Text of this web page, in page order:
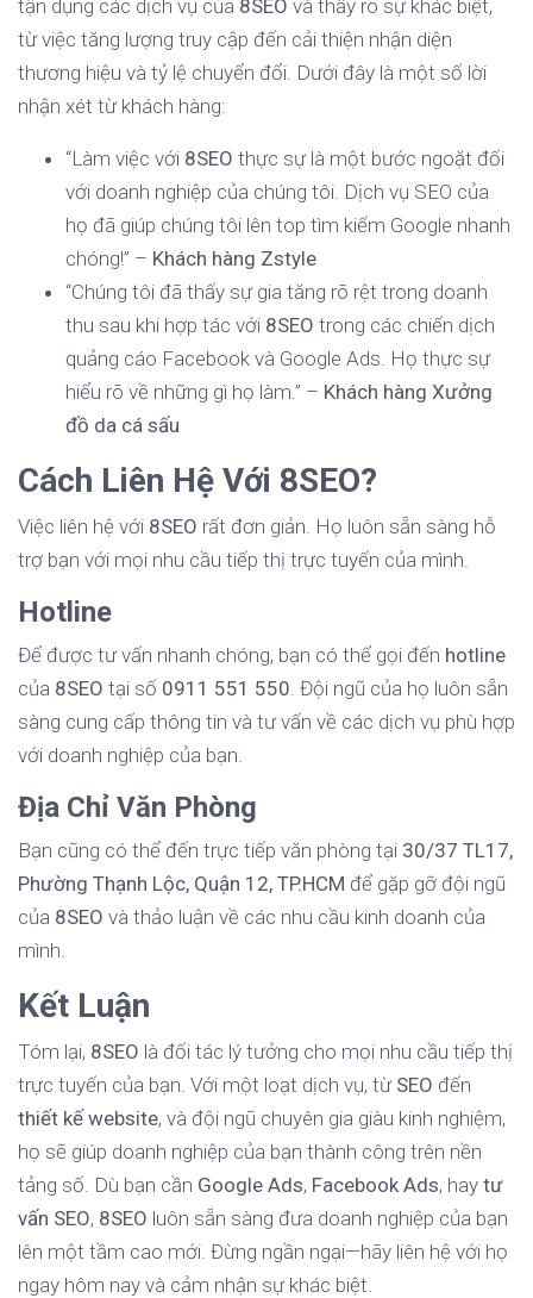
tận dụng các dịch vụ của 8SEO và thấy rõ sự khác biệt,
từ việc tăng lượng truy cập đến cải thiện nhận diện
thương hiệu và tỷ lệ chuyển đổi. Dưới đây là một số lời
nhận xét từ khách hàng:
“Làm việc với 8SEO thực sự là một bước ngoặt đối
với doanh nghiệp của chúng tôi. Dịch vụ SEO của
họ đã giúp chúng tôi lên top tìm kiếm Google nhanh
chóng!” – Khách hàng Zstyle
“Chúng tôi đã thấy sự gia tăng rõ rệt trong doanh
thu sau khi hợp tác với 8SEO trong các chiến dịch
quảng cáo Facebook và Google Ads. Họ thực sự
hiểu rõ về những gì họ làm.” – Khách hàng Xưởng
đồ da cá sấu
Cách Liên Hệ Với 8SEO?
Việc liên hệ với 8SEO rất đơn giản. Họ luôn sẵn sàng hỗ
trợ bạn với mọi nhu cầu tiếp thị trực tuyến của mình.
Hotline
Để được tư vấn nhanh chóng, bạn có thể gọi đến hotline
của 8SEO tại số 0911 551 550. Đội ngũ của họ luôn sẵn
sàng cung cấp thông tin và tư vấn về các dịch vụ phù hợp
với doanh nghiệp của bạn.
Địa Chỉ Văn Phòng
Bạn cũng có thể đến trực tiếp văn phòng tại 30/37 TL17,
Phường Thạnh Lộc, Quận 12, TP.HCM để gặp gỡ đội ngũ
của 8SEO và thảo luận về các nhu cầu kinh doanh của
mình.
Kết Luận
Tóm lại, 8SEO là đối tác lý tưởng cho mọi nhu cầu tiếp thị
trực tuyến của bạn. Với một loạt dịch vụ, từ SEO đến
thiết kế website, và đội ngũ chuyên gia giàu kinh nghiệm,
họ sẽ giúp doanh nghiệp của bạn thành công trên nền
tảng số. Dù bạn cần Google Ads, Facebook Ads, hay tư
vấn SEO, 8SEO luôn sẵn sàng đưa doanh nghiệp của bạn
lên một tầm cao mới. Đừng ngần ngại—hãy liên hệ với họ
ngay hôm nay và cảm nhận sự khác biệt.